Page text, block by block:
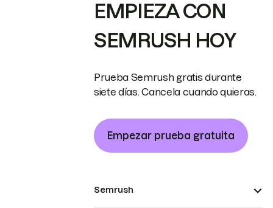
EMPIEZA CON
SEMRUSH HOY
Prueba Semrush gratis durante
siete días. Cancela cuando quieras.
Empezar prueba gratuita
Semrush